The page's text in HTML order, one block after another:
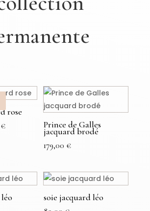
rose
€Le
49,00 €.
Prince de Galles
jacquard brodé
179,00 €
soie jacquard léo